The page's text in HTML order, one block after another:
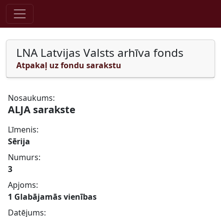
Pāriet uz saturu
LNA Latvijas Valsts arhīva fonds
Atpakaļ uz fondu sarakstu
Nosaukums:
ALJA sarakste
Līmenis:
Sērija
Numurs:
3
Apjoms:
1 Glabājamās vienības
Datējums: